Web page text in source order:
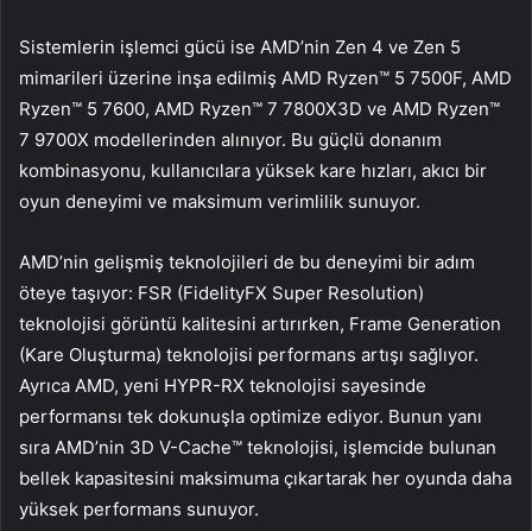
Sistemlerin işlemci gücü ise AMD’nin Zen 4 ve Zen 5
mimarileri üzerine inşa edilmiş AMD Ryzen™ 5 7500F, AMD
Ryzen™ 5 7600, AMD Ryzen™ 7 7800X3D ve AMD Ryzen™
7 9700X modellerinden alınıyor. Bu güçlü donanım
kombinasyonu, kullanıcılara yüksek kare hızları, akıcı bir
oyun deneyimi ve maksimum verimlilik sunuyor.
AMD’nin gelişmiş teknolojileri de bu deneyimi bir adım
öteye taşıyor: FSR (FidelityFX Super Resolution)
teknolojisi görüntü kalitesini artırırken, Frame Generation
(Kare Oluşturma) teknolojisi performans artışı sağlıyor.
Ayrıca AMD, yeni HYPR-RX teknolojisi sayesinde
performansı tek dokunuşla optimize ediyor. Bunun yanı
sıra AMD’nin 3D V-Cache™ teknolojisi, işlemcide bulunan
bellek kapasitesini maksimuma çıkartarak her oyunda daha
yüksek performans sunuyor.